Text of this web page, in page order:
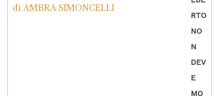
Valutato5su
di AMBRA SIMONCELLI